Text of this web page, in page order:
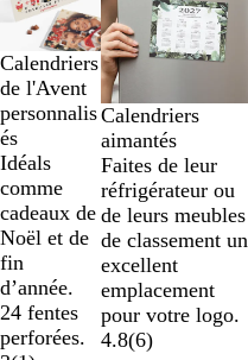
Calendriers
de l'Avent
personnalis
és
Idéals
comme
cadeaux de
Noël et de
fin
d’année.
24 fentes
perforées.
Calendriers
aimantés
Faites de leur
réfrigérateur ou
de leurs meubles
de classement un
excellent
emplacement
pour votre logo.
4.8(6)
sur
4